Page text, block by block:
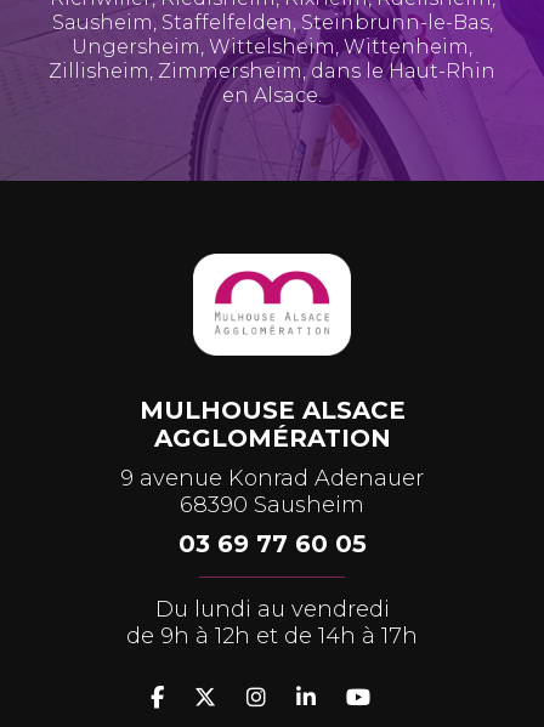
Sausheim, Staffelfelden, Steinbrunn-le-Bas,
Ungersheim, Wittelsheim,Wittenheim,
Zillisheim, Zimmersheim, dans le Haut-Rhin
en Alsace.
MULHOUSE ALSACE
AGGLOMÉRATION
9 avenue Konrad Adenauer
68390 Sausheim
03 69 77 60 05
Du lundi au vendredi
de 9h à 12h et de 14h à 17h